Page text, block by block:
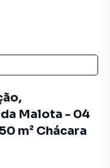
Malota - 04
m² Chácara